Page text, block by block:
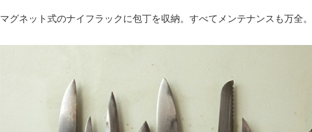
マグネット式のナイフラックに包丁を収納。すべてメンテナンスも万全。